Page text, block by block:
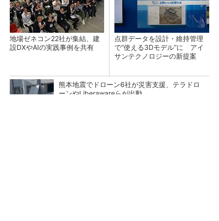
地場ゼネコン22社が集結、建
設DXやAIの実践事例を共有
点群データを設計・維持管理
で“使える3Dモデル”に アイ
サンテクノロジーの新提案
熊本地震でドローン6社が災害支援、テラドロ
ーンやLiberawareらが出動